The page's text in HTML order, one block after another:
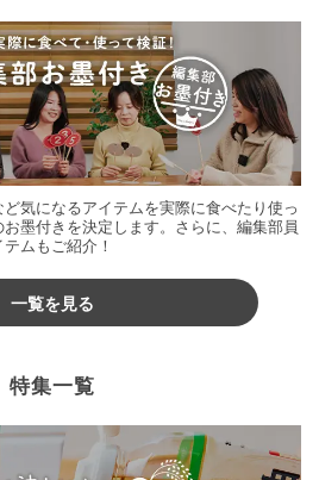
気になるアイテムを実際に食べたり使っ
墨付きを決定します。さらに、編集部員
ムもご紹介！
一覧を見る
特集一覧